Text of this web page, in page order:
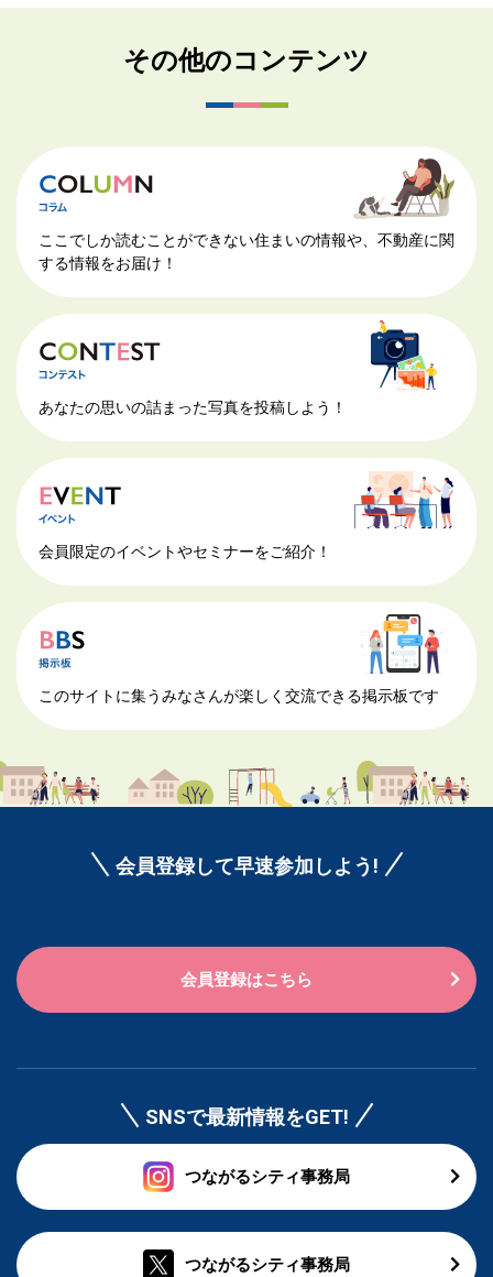
その他のコンテンツ
ここでしか読むことができない住まいの情報や、不動産に関
する情報をお届け！
あなたの思いの詰まった写真を投稿しよう！
会員限定のイベントやセミナーをご紹介！
このサイトに集うみなさんが楽しく交流できる掲示板です
会員登録して早速参加しよう!
会員登録はこちら
SNSで最新情報をGET!
つながるシティ事務局
つながるシティ事務局